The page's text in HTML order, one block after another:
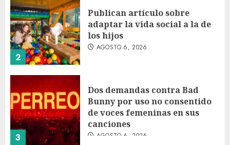
2
Publican artículo sobre
adaptar la vida social a la de
los hijos
AGOSTO 6, 2026
3
Dos demandas contra Bad
Bunny por uso no consentido
de voces femeninas en sus
canciones
AGOSTO 6, 2026